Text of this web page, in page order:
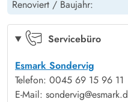
sowohl die Ruhe der Natur
ihr braucht.
Das Fischerdorf
schöne Tour dorthin machen
bestimmt einen Besuch
Renoviert / Baujahr:
Servicebüro
Esmark Sondervig
Telefon: 0045 69 15 96 11
E-Mail: